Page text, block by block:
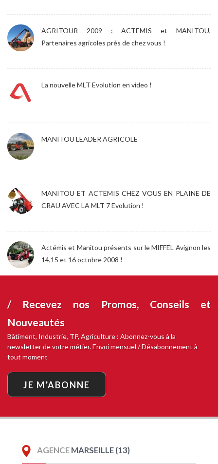
AGRITOUR 2009 : ACTEMIS et MANITOU,
Partenaires agricoles prés de chez vous !
La nouvelle MLT Evolution en video !
MANITOU LEADER AGRICOLE
MANITOU ET ACTEMIS CHEZ VOUS EN PLAINE DE
CRAU AVEC LA MLT 7 Evolution !
Actémis et Manitou présents sur le MIFFEL Avignon les
14,15 et 16 octobre 2008 !
/ Recevez nos Promos, Conseils et
Nouveautés
Bâtiment, Industrie, TP, Agriculture : Abonnez-vous à la
newsletter de votre métier. Envoi mensuel / Désabonnement à
tout moment
JE M'ABONNE
AGENCEMARSEILLE (13)